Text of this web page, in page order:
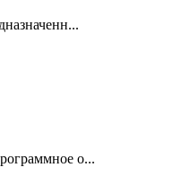
о...